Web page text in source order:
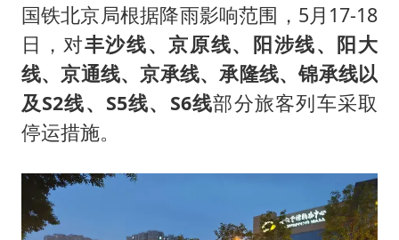
国铁北京局根据降雨影响范围，5月17-18
日，对丰沙线、京原线、阳涉线、阳大
线、京通线、京承线、承隆线、锦承线以
及S2线、S5线、S6线部分旅客列车采取
停运措施。